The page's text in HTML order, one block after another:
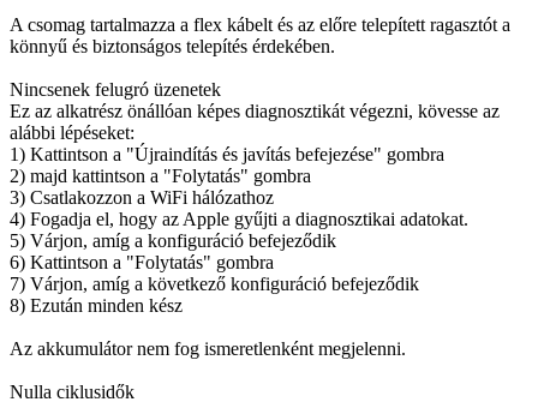
A csomag tartalmazza a flex kábelt és az előre telepített ragasztót a
könnyű és biztonságos telepítés érdekében.
Nincsenek felugró üzenetek
Ez az alkatrész önállóan képes diagnosztikát végezni, kövesse az
alábbi lépéseket:
1) Kattintson a "Újraindítás és javítás befejezése" gombra
2) majd kattintson a "Folytatás" gombra
3) Csatlakozzon a WiFi hálózathoz
4) Fogadja el, hogy az Apple gyűjti a diagnosztikai adatokat.
5) Várjon, amíg a konfiguráció befejeződik
6) Kattintson a "Folytatás" gombra
7) Várjon, amíg a következő konfiguráció befejeződik
8) Ezután minden kész
Az akkumulátor nem fog ismeretlenként megjelenni.
Nulla ciklusidők